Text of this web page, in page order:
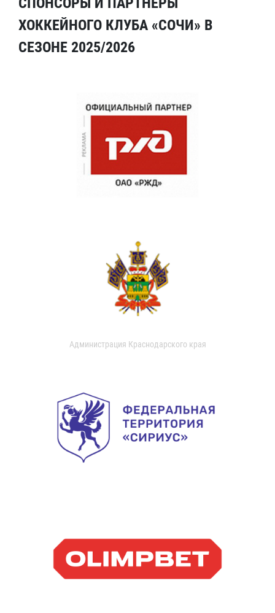
ХОККЕЙНОГО КЛУБА «СОЧИ» В
СЕЗОНЕ 2025/2026
Администрация Краснодарского края